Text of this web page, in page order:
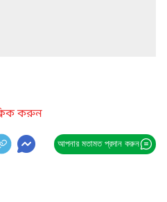
করুন
আপনার মতামত প্রদান করুন